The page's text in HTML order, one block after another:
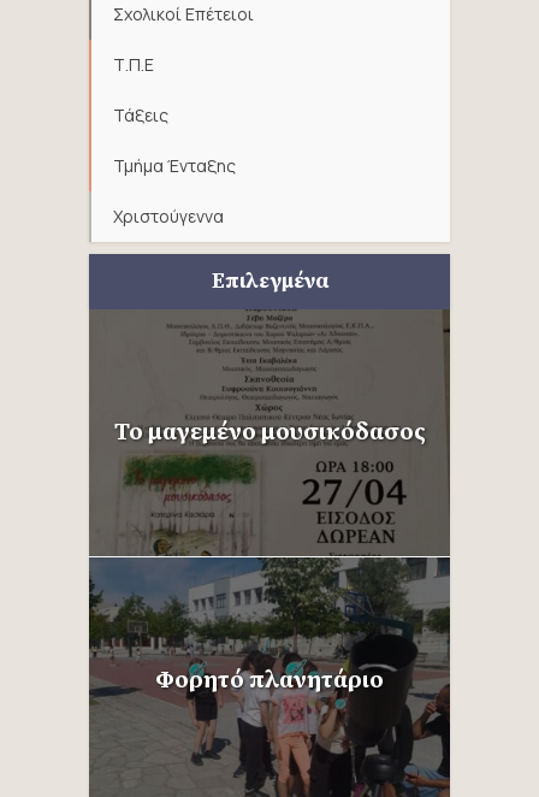
Σχολικοί Επέτειοι
Τ.Π.Ε
Τάξεις
Τμήμα Ένταξης
Χριστούγεννα
Επιλεγμένα
Το μαγεμένο μουσικόδασος
Φορητό πλανητάριο